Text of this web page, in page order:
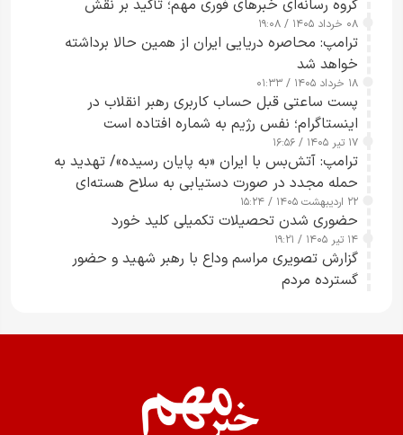
گروه رسانه‌ای خبرهای فوری مهم؛ تأکید بر نقش
رسانه‌های هوشمند و مسئول در ارتقای آگاهی عمومی
۰۸ خرداد ۱۴۰۵ / ۱۹:۰۸
ترامپ: محاصره دریایی ایران از همین حالا برداشته
خواهد شد
۱۸ خرداد ۱۴۰۵ / ۰۱:۳۳
پست ساعتی قبل حساب کاربری رهبر انقلاب در
اینستاگرام؛ نفس رژیم به شماره افتاده است​
۱۷ تیر ۱۴۰۵ / ۱۶:۵۶
ترامپ: آتش‌بس با ایران «به پایان رسیده»/ تهدید به
حمله مجدد در صورت دستیابی به سلاح هسته‌ای
۲۲ اردیبهشت ۱۴۰۵ / ۱۵:۲۴
حضوری شدن تحصیلات تکمیلی کلید خورد
۱۴ تیر ۱۴۰۵ / ۱۹:۲۱
گزارش تصویری مراسم وداع با رهبر شهید و حضور
گسترده مردم